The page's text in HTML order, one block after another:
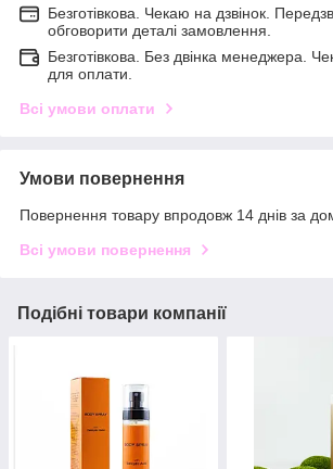
Безготівкова. Чекаю на дзвінок.
обговорити деталі замовлення.
Безготівкова. Без двінка менеджера.
для оплати.
Всі умови оплати
Умови повернення
Повернення товару впродовж 14 днів за
Всі умови повернення
Подібні товари компанії